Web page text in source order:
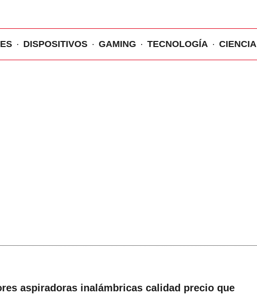
DISPOSITIVOS GAMING TECNOLOGÍA CIENCIA
aspiradoras inalámbricas calidad precio que